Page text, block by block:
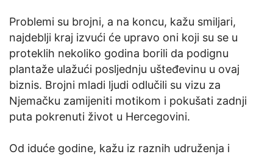
Problemi su brojni, a na koncu, kažu smiljari,
najdeblji kraj izvući će upravo oni koji su se u
proteklih nekoliko godina borili da podignu
plantaže ulažući posljednju ušteđevinu u ovaj
biznis. Brojni mladi ljudi odlučili su vizu za
Njemačku zamijeniti motikom i pokušati zadnji
puta pokrenuti život u Hercegovini.
Od iduće godine, kažu iz raznih udruženja i